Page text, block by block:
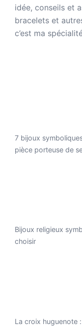
idée, conseils et
bracelets et
c’est ma
7 bijoux
pièce porteuse de
Bijoux religieux
choisir
La croix huguenote